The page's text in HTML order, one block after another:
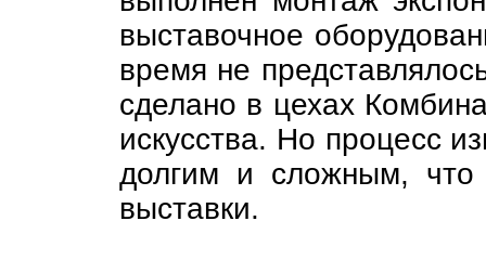
выставочное
время не
сделано в цехах
искусства. Но процесс
долгим и сложным, что
выставки.